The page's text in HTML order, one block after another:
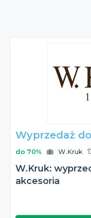
Wyprzedaż
do 70% W.Kruk
W.Kruk:
akcesoria